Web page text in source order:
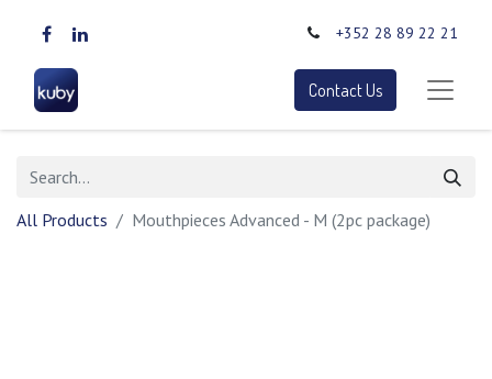
+352 28 89 22 21
Contact Us
All Products Mouthpieces Advanced - M (2pc package)